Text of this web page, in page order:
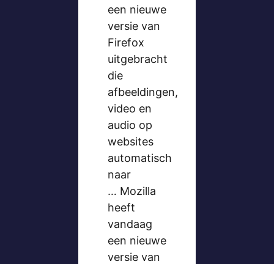
een nieuwe
versie van
Firefox
uitgebracht
die
afbeeldingen,
video en
audio op
websites
automatisch
naar
… Mozilla
heeft
vandaag
een nieuwe
versie van